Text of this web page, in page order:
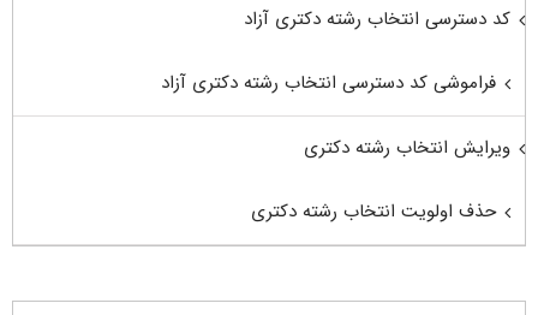
کد دسترسی انتخاب رشته دکتری آزاد
فراموشی کد دسترسی انتخاب رشته دکتری آزاد
ویرایش انتخاب رشته دکتری
حذف اولویت انتخاب رشته دکتری